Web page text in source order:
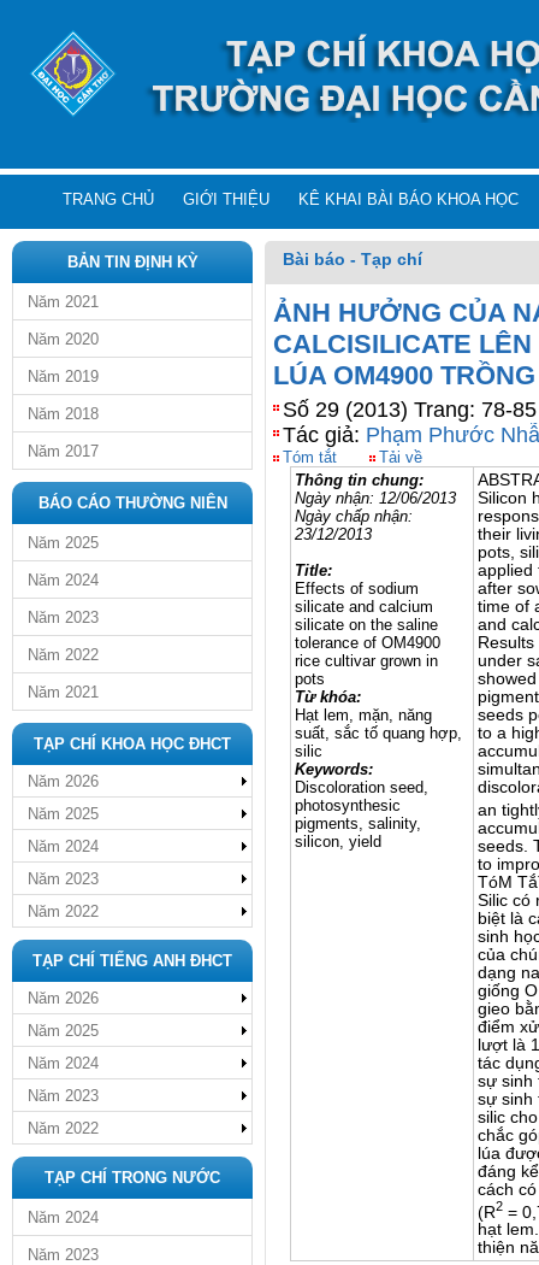
TRANG CHỦ GIỚI THIỆU KÊ KHAI BÀI BÁO KHOA HỌC
BẢN TIN ĐỊNH KỲ
Năm 2021
Năm 2020
Năm 2019
Năm 2018
Năm 2017
BÁO CÁO THƯỜNG NIÊN
Năm 2025
Năm 2024
Năm 2023
Năm 2022
Năm 2021
TẠP CHÍ KHOA HỌC ĐHCT
Năm 2026
Năm 2025
Năm 2024
Năm 2023
Năm 2022
TẠP CHÍ TIẾNG ANH ĐHCT
Năm 2026
Năm 2025
Năm 2024
Năm 2023
Năm 2022
TẠP CHÍ TRONG NƯỚC
Năm 2024
Năm 2023
Bài báo - Tạp chí
ẢNH HƯỞNG CỦA
CALCISILICATE
LÚA OM4900
Số 29 (2013) Trang: 78-85
Tác giả: Phạm Phước
Tóm tắt
Tải về
Thông tin chung:
Ngày nhận: 12/06/2013
Ngày chấp nhận:
23/12/2013
Title:
Effects of sodium
silicate and calcium
silicate on the saline
tolerance of OM4900
rice cultivar grown in
pots
Từ khóa:
Hạt lem, mặn, năng
suất, sắc tố quang hợp,
silic
Keywords:
Discoloration seed,
photosynthesic
pigments, salinity,
silicon, yield
Silicon
their
pots,
applied
after
time of
and
under
seeds
to a
an
seeds.
to
TóM
Silic có
biệt là
sinh
của
dạng
giống
gieo
điểm
lượt là
tác
sự sinh
sự sinh
silic
chắc
lúa
đáng
cách
(R2 =
hạt
thiện